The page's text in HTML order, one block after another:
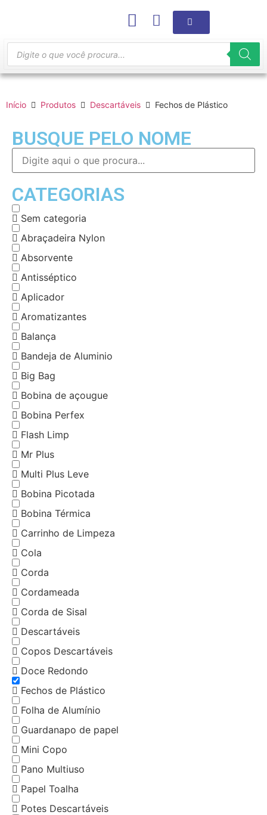
Início Produtos Descartáveis Fechos de Plástico
BUSQUE PELO NOME
CATEGORIAS
Sem categoria
Abraçadeira Nylon
Absorvente
Antisséptico
Aplicador
Aromatizantes
Balança
Bandeja de Aluminio
Big Bag
Bobina de açougue
Bobina Perfex
Flash Limp
Mr Plus
Multi Plus Leve
Bobina Picotada
Bobina Térmica
Carrinho de Limpeza
Cola
Corda
Cordameada
Corda de Sisal
Descartáveis
Copos Descartáveis
Doce Redondo
Fechos de Plástico
Folha de Alumínio
Guardanapo de papel
Mini Copo
Pano Multiuso
Papel Toalha
Potes Descartáveis